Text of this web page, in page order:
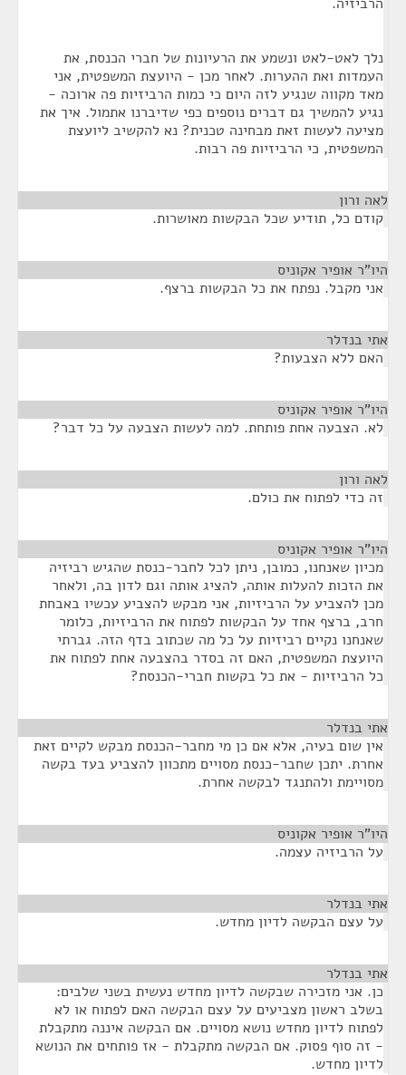
נלך לאט-לאט ונשמע את הרעיונות של חברי הכנסת, את
העמדות ואת ההערות. לאחר מכן - היועצת המשפטית, אני
מאד מקווה שנגיע לזה היום כי כמות הרביזיות פה ארוכה -
נגיע להמשיך גם דברים נוספים כפי שדיברנו אתמול. איך את
מציעה לעשות זאת מבחינה טכנית? נא להקשיב ליועצת
המשפטית, כי הרביזיות פה רבות.
לאה ורון
קודם כל, תודיע שכל הבקשות מאושרות.
היו"ר אופיר אקוניס
אני מקבל. נפתח את כל הבקשות ברצף.
אתי בנדלר
האם ללא הצבעות?
היו"ר אופיר אקוניס
לא. הצבעה אחת פותחת. למה לעשות הצבעה על כל דבר?
לאה ורון
זה כדי לפתוח את כולם.
היו"ר אופיר אקוניס
מכיון שאנחנו, כמובן, ניתן לכל לחבר-כנסת שהגיש רביזיה
את הזכות להעלות אותה, להציג אותה וגם לדון בה, ולאחר
מכן להצביע על הרביזיות, אני מבקש להצביע עכשיו באבחת
חרב, ברצף אחד על הבקשות לפתוח את הרביזיות, כלומר
שאנחנו נקיים רביזיות על כל מה שכתוב בדף הזה. גברתי
היועצת המשפטית, האם זה בסדר בהצבעה אחת לפתוח את
כל הרביזיות - את כל בקשות חברי-הכנסת?
אתי בנדלר
אין שום בעיה, אלא אם כן מי מחבר-הכנסת מבקש לקיים זאת
אחרת. יתכן שחבר-כנסת מסויים מתכוון להצביע בעד בקשה
מסויימת ולהתנגד לבקשה אחרת.
היו"ר אופיר אקוניס
על הרביזיה עצמה.
אתי בנדלר
על עצם הבקשה לדיון מחדש.
אתי בנדלר
כן. אני מזכירה שבקשה לדיון מחדש נעשית בשני שלבים:
בשלב ראשון מצביעים על עצם הבקשה האם לפתוח או לא
לפתוח לדיון מחדש נושא מסויים. אם הבקשה איננה מתקבלת
- זה סוף פסוק. אם הבקשה מתקבלת - אז פותחים את הנושא
לדיון מחדש.